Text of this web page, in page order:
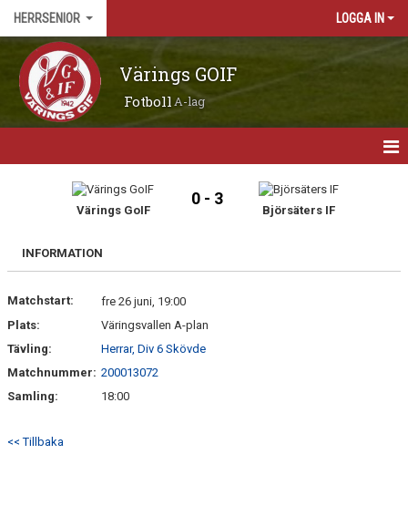
HERRSENIOR LOGGA IN
Värings GOIF
FotbollA-lag
MATCHER
KALENDER
BILDGALLERI
Värings GoIF
0 - 3
Björsäters IF
INFORMATION
Matchstart:
fre 26 juni, 19:00
Plats:
Väringsvallen A-plan
Tävling:
Herrar, Div 6 Skövde
Matchnummer: 200013072
Samling:
18:00
<< Tillbaka